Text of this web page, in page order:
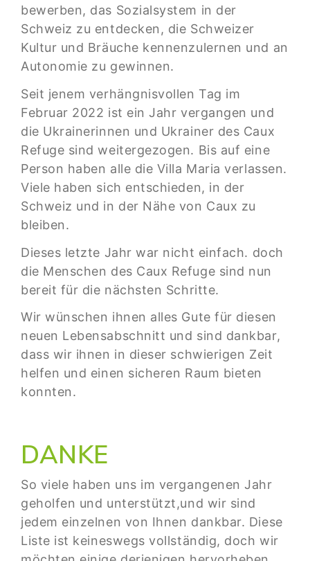
bewerben, das Sozialsystem in der
Schweiz zu entdecken, die Schweizer
Kultur und Bräuche kennenzulernen und an
Autonomie zu gewinnen.
Seit jenem verhängnisvollen Tag im
Februar 2022 ist ein Jahr vergangen und
die Ukrainerinnen und Ukrainer des Caux
Refuge sind weitergezogen. Bis auf eine
Person haben alle die Villa Maria verlassen.
Viele haben sich entschieden, in der
Schweiz und in der Nähe von Caux zu
bleiben.
Dieses letzte Jahr war nicht einfach. doch
die Menschen des Caux Refuge sind nun
bereit für die nächsten Schritte.
Wir wünschen ihnen alles Gute für diesen
neuen Lebensabschnitt und sind dankbar,
dass wir ihnen in dieser schwierigen Zeit
helfen und einen sicheren Raum bieten
konnten.
DANKE
So viele haben uns im vergangenen Jahr
geholfen und unterstützt,und wir sind
jedem einzelnen von Ihnen dankbar. Diese
Liste ist keineswegs vollständig, doch wir